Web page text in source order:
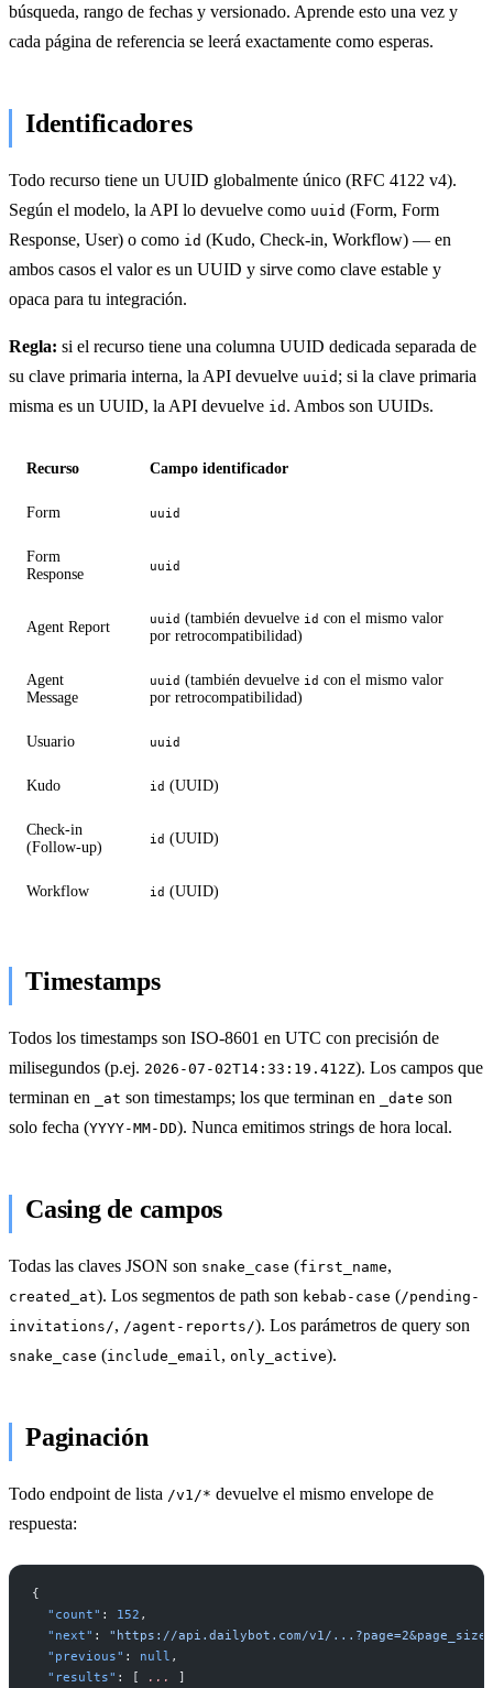
búsqueda, rango de fechas y versionado. Aprende esto una vez y
cada página de referencia se leerá exactamente como esperas.
Identificadores
Todo recurso tiene un UUID globalmente único (RFC 4122 v4).
Según el modelo, la API lo devuelve como uuid (Form, Form
Response, User) o como id (Kudo, Check-in, Workflow) — en
ambos casos el valor es un UUID y sirve como clave estable y
opaca para tu integración.
Regla: si el recurso tiene una columna UUID dedicada separada de
su clave primaria interna, la API devuelve uuid ; si la clave primaria
misma es un UUID, la API devuelve id . Ambos son UUIDs.
Recurso Campo identificador
Form uuid
Form
Response
uuid
Agent Report uuid (también devuelve id con el mismo valor
por retrocompatibilidad)
Agent
Message
uuid (también devuelve id con el mismo valor
por retrocompatibilidad)
Usuario uuid
Kudo id (UUID)
Check-in
(Follow-up)
id (UUID)
Workflow id (UUID)
Timestamps
Todos los timestamps son ISO-8601 en UTC con precisión de
milisegundos (p.ej. 2026-07-02T14:33:19.412Z). Los campos que
terminan en
_at son timestamps; los que terminan en _date son
solo fecha (YYYY-MM-DD). Nunca emitimos strings de hora local.
Casing de campos
Todas las claves JSON son snake_case (first_name,
created_at). Los segmentos de path son kebab-case (/pending-
invitations/, /agent-reports/). Los parámetros de query son
snake_case (include_email , only_active).
Paginación
Todo endpoint de lista /v1/* devuelve el mismo envelope de
respuesta:
{
  "count"
: 152 ,
  "next"
: "https://api.dailybot.com/v1/
  "previous"
: null ,
  "results"
: [ ...
]